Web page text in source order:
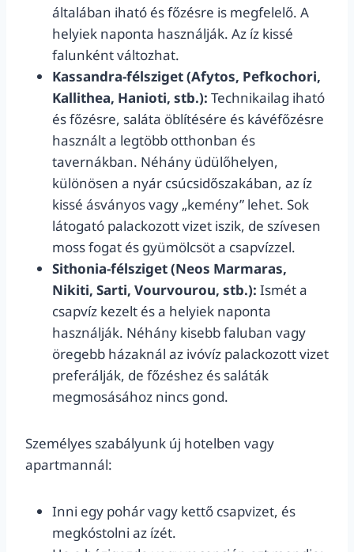
általában iható és főzésre is megfelelő. A
helyiek naponta használják. Az íz kissé
falunként változhat.
Kassandra-félsziget (Afytos, Pefkochori,
Kallithea, Hanioti, stb.): Technikailag iható
és főzésre, saláta öblítésére és kávéfőzésre
használt a legtöbb otthonban és
tavernákban. Néhány üdülőhelyen,
különösen a nyár csúcsidőszakában, az íz
kissé ásványos vagy „kemény” lehet. Sok
látogató palackozott vizet iszik, de szívesen
moss fogat és gyümölcsöt a csapvízzel.
Sithonia-félsziget (Neos Marmaras,
Nikiti, Sarti, Vourvourou, stb.): Ismét a
csapvíz kezelt és a helyiek naponta
használják. Néhány kisebb faluban vagy
öregebb házaknál az ivóvíz palackozott vizet
preferálják, de főzéshez és saláták
megmosásához nincs gond.
Személyes szabályunk új hotelben vagy
apartmannál:
Inni egy pohár vagy kettő csapvizet, és
megkóstolni az ízét.